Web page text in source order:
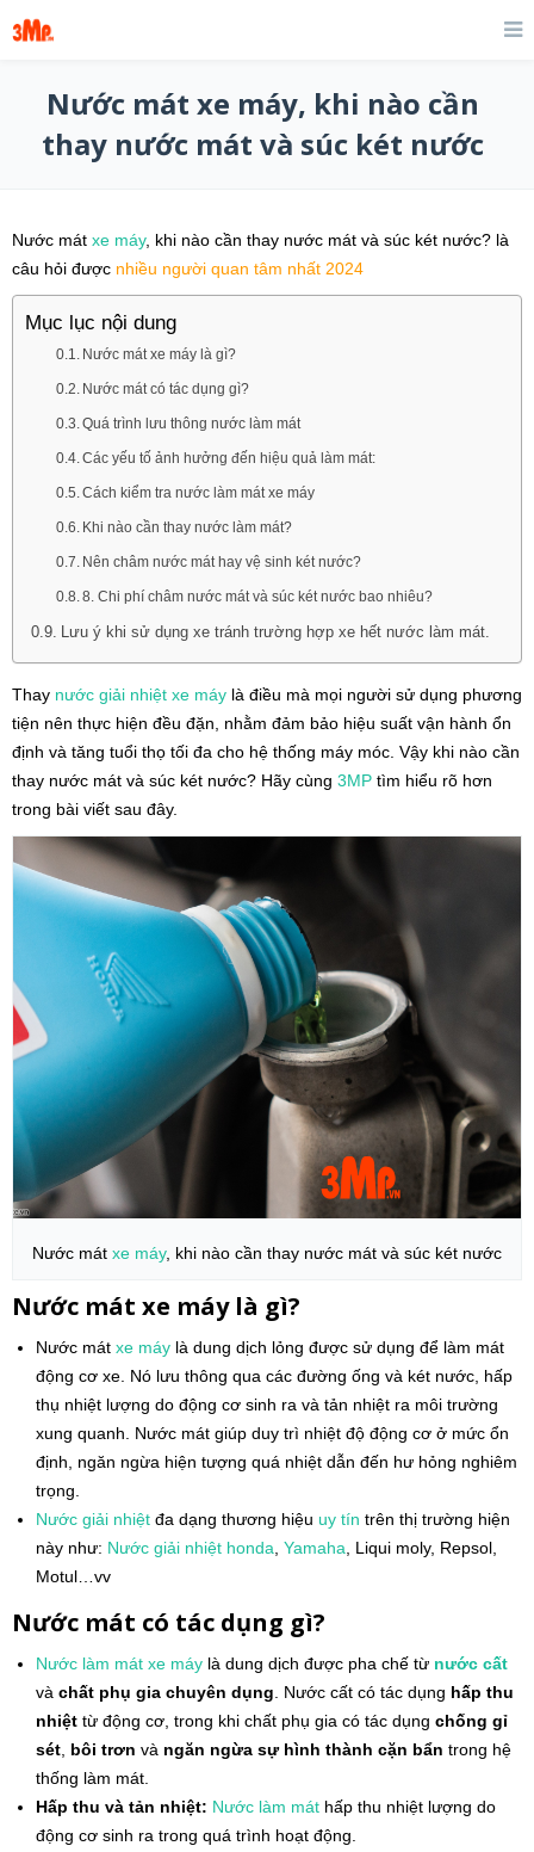
Nước mát xe máy, khi nào cần
thay nước mát và súc két nước
Nước mát xe máy, khi nào cần thay nước mát và súc két nước? là
câu hỏi được nhiều người quan tâm nhất 2024
Mục lục nội dung
Nước mát xe máy là gì?
Nước mát có tác dụng gì?
Quá trình lưu thông nước làm mát
Các yếu tố ảnh hưởng đến hiệu quả làm mát:
Cách kiểm tra nước làm mát xe máy
Khi nào cần thay nước làm mát?
Nên châm nước mát hay vệ sinh két nước?
8. Chi phí châm nước mát và súc két nước bao nhiêu?
Lưu ý khi sử dụng xe tránh trường hợp xe hết nước làm mát.
Thay nước giải nhiệt xe máy là điều mà mọi người sử dụng phương
tiện nên thực hiện đều đặn, nhằm đảm bảo hiệu suất vận hành ổn
định và tăng tuổi thọ tối đa cho hệ thống máy móc. Vậy khi nào cần
thay nước mát và súc két nước? Hãy cùng 3MP tìm hiểu rõ hơn
trong bài viết sau đây.
Nước mát xe máy, khi nào cần thay nước mát và súc két nước
Nước mát xe máy là gì?
Nước mát xe máy là dung dịch lỏng được sử dụng để làm mát
động cơ xe. Nó lưu thông qua các đường ống và két nước, hấp
thụ nhiệt lượng do động cơ sinh ra và tản nhiệt ra môi trường
xung quanh. Nước mát giúp duy trì nhiệt độ động cơ ở mức ổn
định, ngăn ngừa hiện tượng quá nhiệt dẫn đến hư hỏng nghiêm
trọng.
Nước giải nhiệt đa dạng thương hiệu uy tín trên thị trường hiện
này như: Nước giải nhiệt honda Yamaha , Liqui moly, Repsol,
Motul…vv
Nước mát có tác dụng gì?
Nước làm mát xe máy là dung dịch được pha chế từ nước cất
và chất phụ gia chuyên dụng . Nước cất có tác dụng hấp thu
nhiệt từ động cơ, trong khi chất phụ gia có tác dụng chống gỉ
sét bôi trơn và ngăn ngừa sự hình thành cặn bẩn trong hệ
thống làm mát.
Hấp thu và tản nhiệt: Nước làm mát hấp thu nhiệt lượng do
động cơ sinh ra trong quá trình hoạt động.